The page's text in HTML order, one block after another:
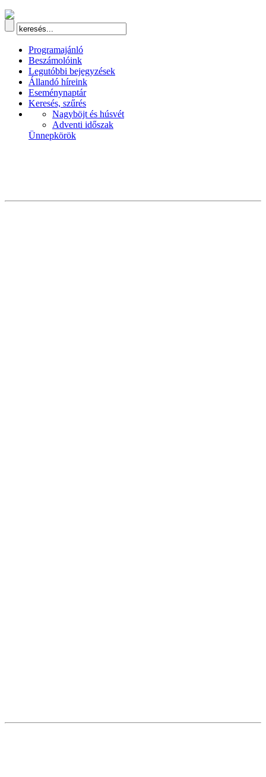
Programajánló
Beszámolóink
Legutóbbi bejegyzések
Állandó híreink
Eseménynaptár
Keresés, szűrés
Nagyböjt és húsvét
Adventi időszak
Ünnepkörök